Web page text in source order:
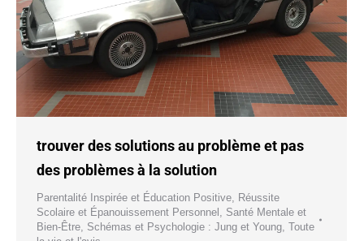
trouver des solutions au problème et pas
des problèmes à la solution
Parentalité Inspirée et Éducation Positive Réussite
Scolaire et Épanouissement Personnel
Santé Mentale et
Bien-Être Schémas et Psychologie : Jung et Young Toute